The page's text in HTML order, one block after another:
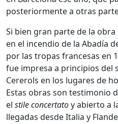
posteriormente a otras
Si bien gran parte de la obra
en el incendio de la Abadía
por las tropas francesas en
fue impresa a principios del
Cererols en los lugares de
Estas obras son testimonio
el stile concertatoy abierto a
llegadas desde Italia y